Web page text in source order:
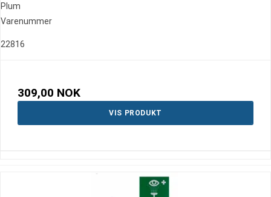
Plum
Varenummer
22816
309,00 NOK
VIS PRODUKT